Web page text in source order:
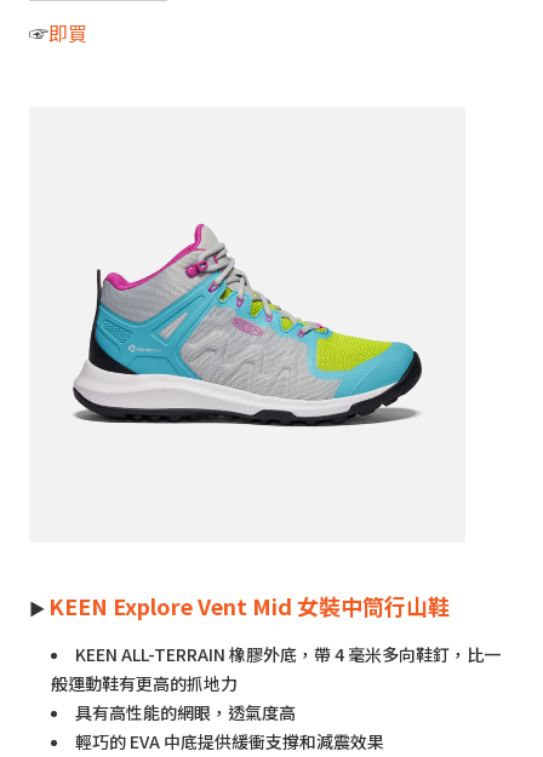
☞即買
► KEEN Explore Vent Mid 女裝中筒行山鞋
KEEN ALL-TERRAIN 橡膠外底，帶 4 毫米多向鞋釘，比一
般運動鞋有更高的抓地力
具有高性能的網眼，透氣度高
輕巧的 EVA 中底提供緩衝支撐和減震效果